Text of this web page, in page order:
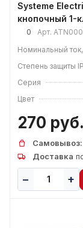
Systeme
кнопочный 1-
0 Арт.
Номинальный
Степень защиты IP
Серия
Цвет
270
Самовывоз:
Доставка